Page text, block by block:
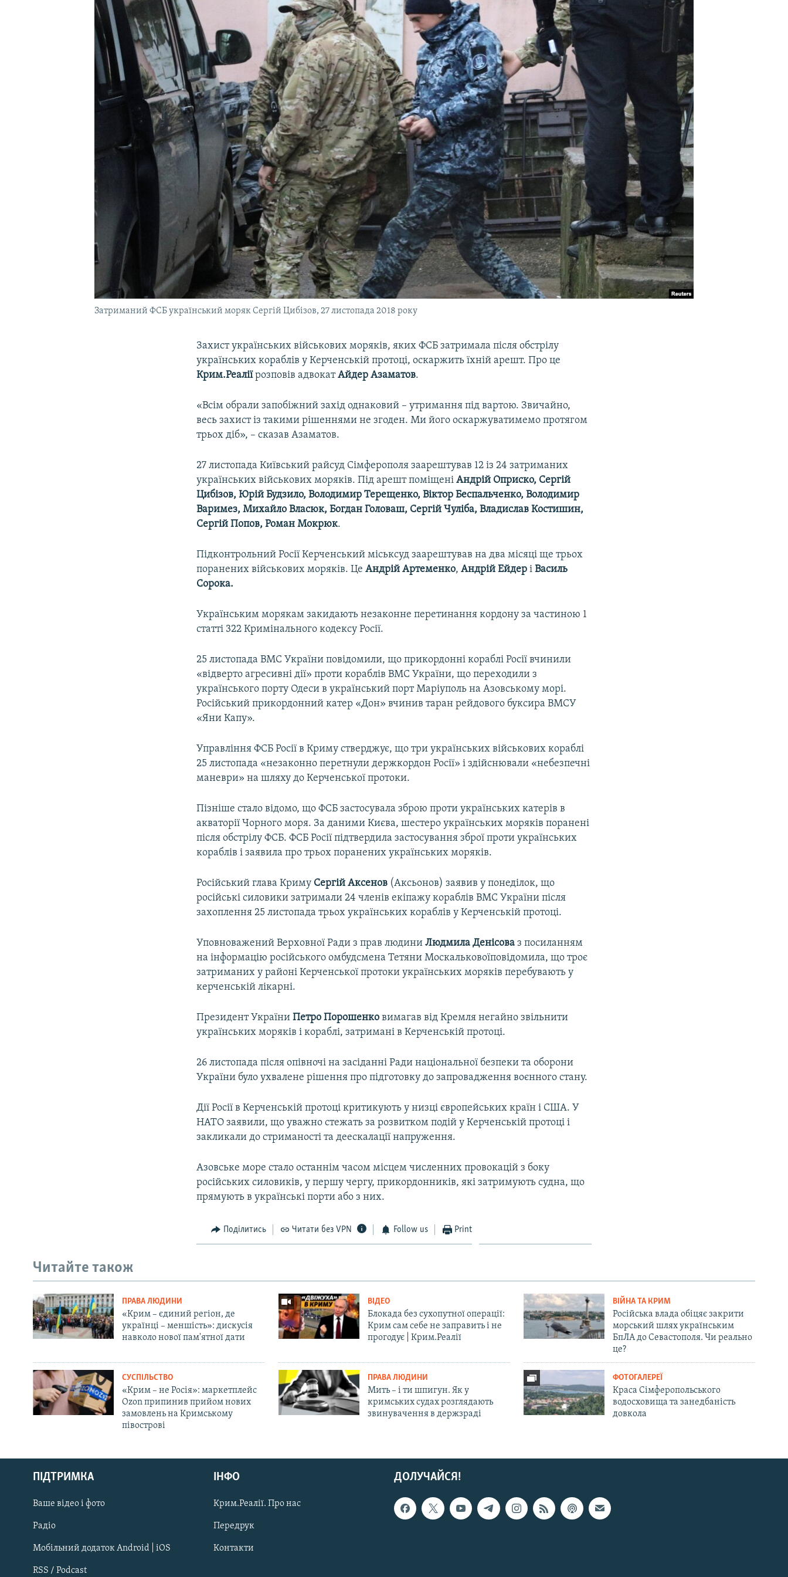
УКРАЇНСЬКА ПРОБЛЕМА КРИМУ
Русский
Qırımtatar
ДОЛУЧАЙСЯ!
Затриманий ФСБ український моряк Сергій Цибізов, 27 листопада 2018 року
Захист українських військових моряків, яких ФСБ затримала після обстрілу
українських кораблів у Керченській протоці, оскаржить їхній арешт. Про це
Крим.Реаліїрозповів адвокатАйдер Азаматов.
«Всім обрали запобіжний захід однаковий – утримання під вартою. Звичайно,
весь захист із такими рішеннями не згоден. Ми його оскаржуватимемо протягом
трьох діб», – сказав Азаматов.
27 листопада Київський райсуд Сімферополя заарештував 12 із 24 затриманих
українських військових моряків. Під арешт поміщеніАндрій Оприско, Сергій
Цибізов, Юрій Будзило, Володимир Терещенко, Віктор Беспальченко, Володимир
Варимез, Михайло Власюк, Богдан Головаш, Сергій Чуліба, Владислав Костишин,
Сергій Попов, Роман Мокрюк.
Підконтрольний Росії Керченський міськсуд заарештував на два місяці ще трьох
поранених військових моряків. ЦеАндрій Артеменко,Андрій Ейдер іВасиль
Сорока.
Українським морякам закидають незаконне перетинання кордону за частиною 1
статті 322 Кримінального кодексу Росії.
25 листопада ВМС України повідомили, що прикордонні кораблі Росії вчинили
«відверто агресивні дії» проти кораблів ВМС України, що переходили з
українського порту Одеси в український порт Маріуполь на Азовському морі.
Російський прикордонний катер «Дон» вчинив таран рейдового буксира ВМСУ
«Яни Капу».
Управління ФСБ Росії в Криму стверджує, що три українських військових кораблі
25 листопада «незаконно перетнули держкордон Росії» і здійснювали «небезпечні
маневри» на шляху до Керченської протоки.
Пізніше стало відомо, що ФСБ застосувала зброю проти українських катерів в
акваторії Чорного моря. За даними Києва, шестеро українських моряків поранені
після обстрілу ФСБ. ФСБ Росії підтвердила застосування зброї проти українських
кораблів і заявила про трьох поранених українських моряків.
Російський глава Криму Сергій Аксенов (Аксьонов) заявив у понеділок, що
російські силовики затримали 24 членів екіпажу кораблів ВМС України після
захоплення 25 листопада трьох українських кораблів у Керченській протоці.
Уповноважений Верховної Ради з прав людиниЛюдмила Денісова з посиланням
на інформацію російського омбудсмена Тетяни Москальковоїповідомила, що троє
затриманих у районі Керченської протоки українських моряків перебувають у
керченській лікарні.
Президент УкраїниПетро Порошенко вимагав від Кремля негайно звільнити
українських моряків і кораблі, затримані в Керченській протоці.
26 листопада після опівночі на засіданні Ради національної безпеки та оборони
України було ухвалене рішення про підготовку до запровадження воєнного стану.
Дії Росії в Керченській протоці критикують у низці європейських країн і США. У
НАТО заявили, що уважно стежать за розвитком подій у Керченській протоці і
закликали до стриманості та деескалації напруження.
Азовське море стало останнім часом місцем численних провокацій з боку
російських силовиків, у першу чергу, прикордонників, які затримують судна, що
прямують в українські порти або з них.
Поділитись Читати без VPN Follow us Print
Читайте також
ПРАВА ЛЮДИНИ
«Крим – єдиний регіон, де
українці – меншість»: дискусія
навколо нової пам'ятної дати
ВІДЕО
Блокада без сухопутної операції:
Крим сам себе не заправить і не
прогодує | Крим.Реалії
ВІЙНА ТА КРИМ
Російська влада обіцяє закрити
морський шлях українським
БпЛА до Севастополя. Чи реально
це?
СУСПІЛЬСТВО
«Крим – не Росія»: маркетплейс
Ozon припинив прийом нових
замовлень на Кримському
півострові
ПРАВА ЛЮДИНИ
Мить – і ти шпигун. Як у
кримських судах розглядають
звинувачення в держзраді
ФОТОГАЛЕРЕЇ
Краса Сімферопольського
водосховища та занедбаність
довкола
ДОЛУЧАЙСЯ!
ПІДТРИМКА
Ваше відео і фото
Радіо
Мобільний додаток Android | iOS
RSS / Podcast
ІНФО
Крим.Реалії. Про нас
Передрук
Контакти